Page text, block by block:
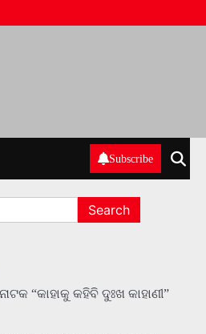
Subscribe
“କାହାକୁ କହିବି ଦୁଃଖ କାହାଣୀ”